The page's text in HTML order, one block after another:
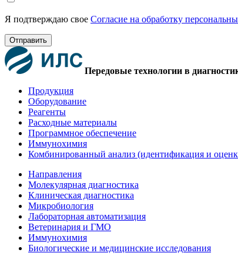
Я подтверждаю свое Согласие на обработку
Отправить
Передовые технологии в
Продукция
Оборудование
Реагенты
Расходные материалы
Программное обеспечение
Иммунохимия
Комбинированный анализ (идентификация и
Направления
Молекулярная диагностика
Клиническая диагностика
Микробиология
Лабораторная автоматизация
Ветеринария и ГМО
Иммунохимия
Биологические и медицинские исследования